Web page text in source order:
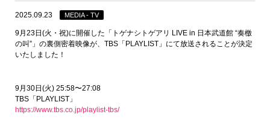
2025.09.23 MEDIA - TV
9月23日(火・祝)に開催した「トゲナシトゲアリ LIVE in 日本武道館 “奏檄
の叫”」の裏側密着映像が、TBS「PLAYLIST」にて放送されることが決定
いたしました！
9月30日(火) 25:58〜27:08
TBS「PLAYLIST」
https://www.tbs.co.jp/playlist-tbs/